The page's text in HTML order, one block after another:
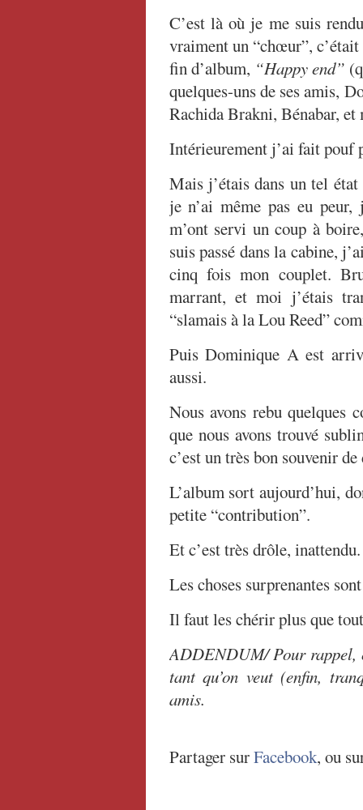
C’est là où je me suis
vraiment un “chœur”, c’était
fin d’album, “Happy end”
quelques-uns de ses amis,
Rachida Brakni, Bénabar, et
Intérieurement j’ai fait pouf
Mais j’étais dans un tel
je n’ai même pas eu
m’ont servi un coup à
suis passé dans la cabine,
cinq fois mon couplet.
marrant, et moi j’étais
“slamais à la Lou Reed”
Puis Dominique A est
aussi.
Nous avons rebu quelques
que nous avons trouvé
c’est un très bon souvenir de
L’album sort aujourd’hui,
petite “contribution”.
Et c’est très drôle,
Les choses surprenantes
Il faut les chérir plus que
ADDENDUM/ Pour rappel,
tant qu’on veut (enfin,
amis.
Partager surFacebook, ou